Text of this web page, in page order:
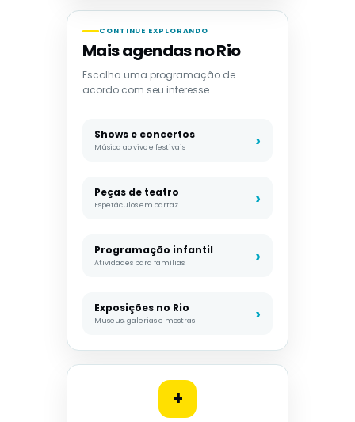
CONTINUE EXPLORANDO
Mais agendas no Rio
Escolha uma programação de
acordo com seu interesse.
Shows e concertos
Música ao vivo e festivais
Peças de teatro
Espetáculos em cartaz
Programação infantil
Atividades para famílias
Exposições no Rio
Museus, galerias e mostras
+